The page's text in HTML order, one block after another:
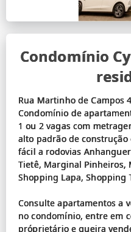
Condomínio
Rua Martinho de Campos
Condomínio de
1 ou 2 vagas com
alto padrão de construção
fácil a rodovias
Tietê, Marginal Pinheiros,
Shopping Lapa, Shopping
Consulte apartamentos a
no condomínio, entre em
próprietário e queira